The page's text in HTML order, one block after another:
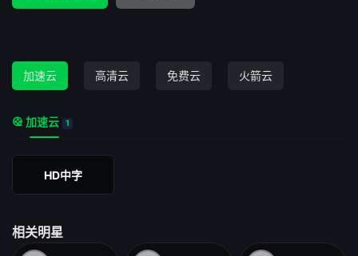
加速云 高清云 免费云 火箭云
加速云 1
HD中字
相关明星